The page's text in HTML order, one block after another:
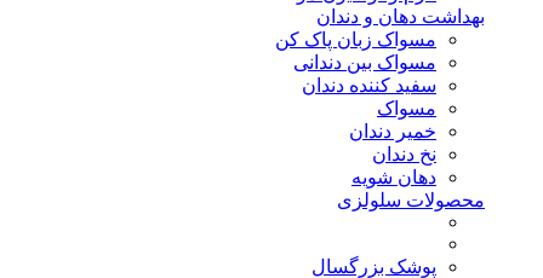
بهداشت دهان و دندان
مسواک زبان پاک کن
مسواک بین دندانی
سفید کننده دندان
مسواک
خمیر دندان
نخ دندان
دهان شویه
محصولات سلولزی
پوشک بزرگسال